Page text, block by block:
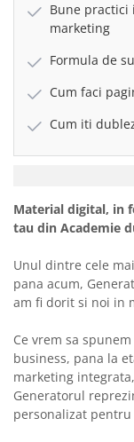
Bune practici
marketing
Formula de
Cum faci
Cum iti
Material digital, in
tau din Academie
Unul dintre cele
pana acum,
am fi dorit si noi in
Ce vrem sa
business, pana la
marketing
Generatorul
personalizat